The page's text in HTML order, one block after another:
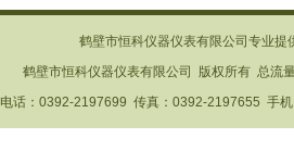
鹤壁市恒科仪器仪表有限公司专业
鹤壁市恒科仪器仪表有限公司 版权所有 总流
电话：0392-2197699 传真：0392-2197655 手